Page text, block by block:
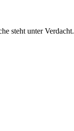
steht unter Verdacht.